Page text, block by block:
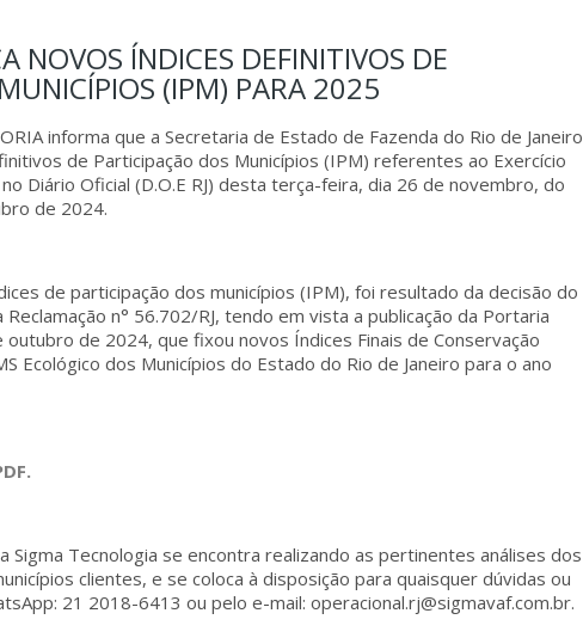
NOVOS ÍNDICES DEFINITIVOS DE
(IPM) PARA 2025
informa que a Secretaria de Estado de Fazenda do Rio de Janeiro
de Participação dos Municípios (IPM) referentes ao Exercício
Diário Oficial (D.O.E RJ) desta terça-feira, dia 26 de novembro, do
de 2024.
de participação dos municípios (IPM), foi resultado da decisão do
n° 56.702/RJ, tendo em vista a publicação da Portaria
outubro de 2024, que fixou novos Índices Finais de Conservação
Ecológico dos Municípios do Estado do Rio de Janeiro para o ano
Sigma Tecnologia se encontra realizando as pertinentes análises dos
clientes, e se coloca à disposição para quaisquer dúvidas ou
21 2018-6413 ou pelo e-mail: operacional.rj@sigmavaf.com.br.